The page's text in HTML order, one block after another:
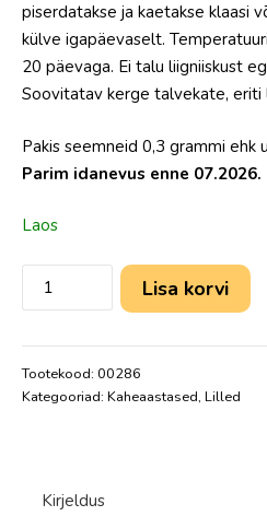
piserdatakse ja kaetakse klaasi
külve igapäevaselt.
20 päevaga. Ei talu liigniiskust
Soovitatav kerge talvekate,
Pakis seemneid 0,3 grammi ehk
Parim idanevus enne 07.2026.
Laos
Lisa korvi
Tootekood: 00286
Kategooriad: Kaheaastased, Lilled
Kirjeldus